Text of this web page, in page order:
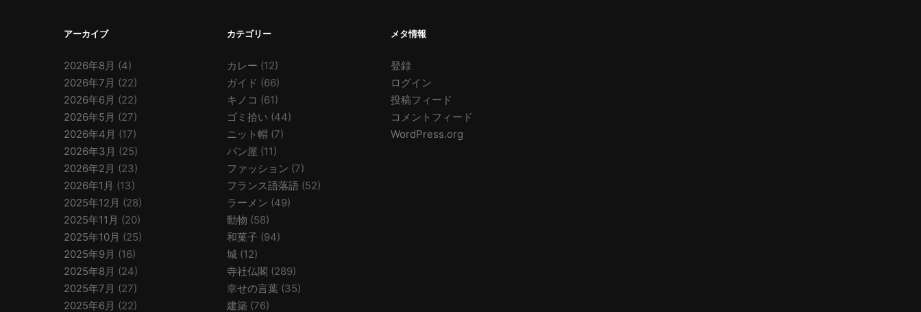
アーカイブ
2026年8月 (4)
2026年7月 (22)
2026年6月 (22)
2026年5月 (27)
2026年4月 (17)
2026年3月 (25)
2026年2月 (23)
2026年1月 (13)
2025年12月 (28)
2025年11月 (20)
2025年10月 (25)
2025年9月 (16)
2025年8月 (24)
2025年7月 (27)
2025年6月 (22)
カテゴリー
カレー (12)
ガイド (66)
キノコ (61)
ゴミ拾い (44)
ニット帽 (7)
パン屋 (11)
ファッション (7)
フランス語落語 (52)
ラーメン (49)
動物 (58)
和菓子 (94)
城 (12)
寺社仏閣 (289)
幸せの言葉 (35)
建築 (76)
メタ情報
登録
ログイン
投稿フィード
コメントフィード
WordPress.org